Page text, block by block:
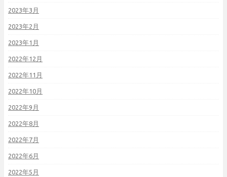
2023年3月
2023年2月
2023年1月
2022年12月
2022年11月
2022年10月
2022年9月
2022年8月
2022年7月
2022年6月
2022年5月